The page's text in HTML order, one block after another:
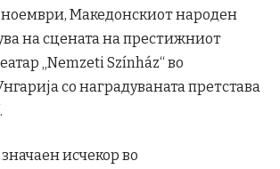
ноември, Македонскиот народен
на сцената на престижниот
„Nemzeti Színház“ во
со наградуваната претстава
исчекор во